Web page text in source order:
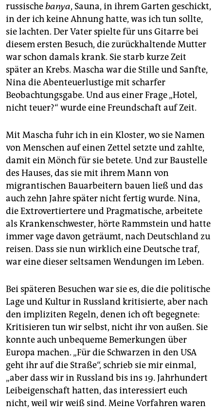
russischebanya, Sauna, in ihrem Garten geschickt,
in der ich keine Ahnung hatte, was ich tun sollte,
sie lachten. Der Vater spielte für uns Gitarre bei
diesem ersten Besuch, die zurückhaltende Mutter
war schon damals krank. Sie starb kurze Zeit
später an Krebs. Mascha war die Stille und Sanfte,
Nina die Abenteuerlustige mit scharfer
Beobachtungsgabe. Und aus einer Frage „Hotel,
nicht teuer?“ wurde eine Freundschaft auf Zeit.
Mit Mascha fuhr ich in ein Kloster, wo sie Namen
von Menschen auf einen Zettel setzte und zahlte,
damit ein Mönch für sie betete. Und zur Baustelle
des Hauses, das sie mit ihrem Mann von
migrantischen Bauarbeitern bauen ließ und das
auch zehn Jahre später nicht fertig wurde. Nina,
die Extrovertiertere und Pragmatische, arbeitete
als Krankenschwester, hörte Rammstein und hatte
immer vage davon geträumt, nach Deutschland zu
reisen. Dass sie nun wirklich eine Deutsche traf,
war eine dieser seltsamen Wendungen im Leben.
Bei späteren Besuchen war sie es, die die politische
Lage und Kultur in Russland kritisierte, aber nach
den impliziten Regeln, denen ich oft begegnete:
Kritisieren tun wir selbst, nicht ihr von außen. Sie
konnte auch unbequeme Bemerkungen über
Europa machen. „Für die Schwarzen in den USA
geht ihr auf die Straße“, schrieb sie mir einmal,
„aber dass wir in Russland bis ins 19. Jahrhundert
Leibeigenschaft hatten, das interessiert euch
nicht, weil wir weiß sind. Meine Vorfahren waren